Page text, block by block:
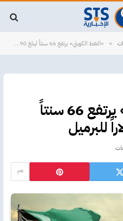
» «النفط الكويتي» يرتفع 66 سنتاً ليبلغ 73.90 دولاراً للبرميل
«النفط الكويتي» يرتفع 66 سنتاً